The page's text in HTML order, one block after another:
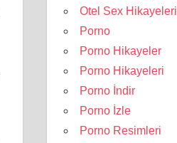
Otel Sex Hikayeleri
Porno
Porno Hikayeler
Porno Hikayeleri
Porno İndir
Porno İzle
Porno Resimleri